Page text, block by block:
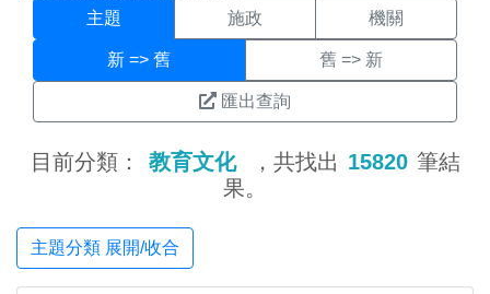
主題 施政 機關
新 => 舊 舊 => 新
匯出查詢
目前分類： 教育文化 ，共找出 15820 筆結
果。
主題分類 展開/收合